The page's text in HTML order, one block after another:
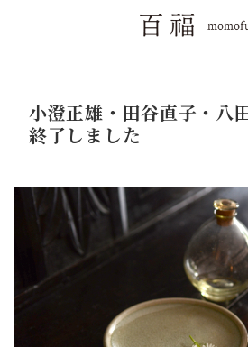
小澄正雄・田谷直子・
終了しました